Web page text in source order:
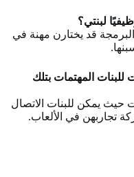
لبنتي؟
قد يختارن مهنة في
المهتمات بتلك
حيث يمكن للبنات الاتصال
تجاربهن في الألعاب.